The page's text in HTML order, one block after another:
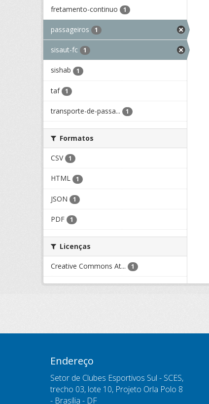
fretamento-continuo 1
passageiros 1
sisaut-fc 1
sishab 1
taf 1
transporte-de-passa... 1
Formatos
CSV 1
HTML 1
JSON 1
PDF 1
Licenças
Creative Commons At... 1
Endereço
Setor de Clubes Esportivos Sul - SCES,
trecho 03, lote 10, Projeto Orla Polo 8
- Brasília - DF